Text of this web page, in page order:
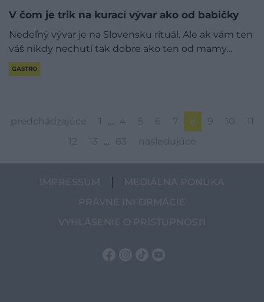
V čom je trik na kurací vývar ako od babičky
Nedeľný vývar je na Slovensku rituál. Ale ak vám ten
váš nikdy nechutí tak dobre ako ten od mamy…
GASTRO
predchádzajúce … 4 5 6 7 8 9 10
12
13 … 63 nasledujúce